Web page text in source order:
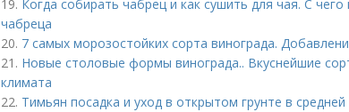
19. Когда собирать чабрец и как сушить для чая. С
чабреца
20. 7 самых морозостойких сорта винограда.
21. Новые столовые формы винограда.. Вкуснейшие
климата
22. Тимьян посадка и уход в открытом грунте в